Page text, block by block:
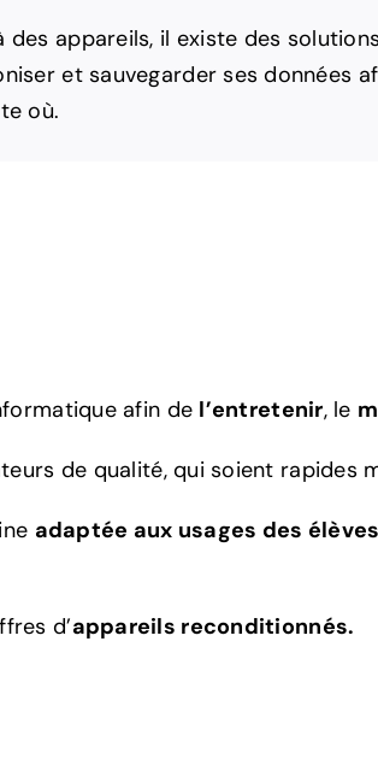
des appareils, il existe des
et sauvegarder ses données
où.
afin de l’entretenir, le
de qualité, qui soient rapides
adaptée aux usages des élèves
d’appareils reconditionnés.